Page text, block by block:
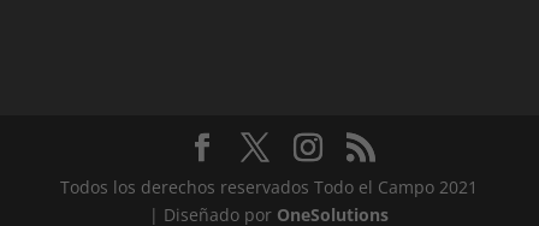
Todos los derechos reservados Todo el Campo 2021
| Diseñado por OneSolutions